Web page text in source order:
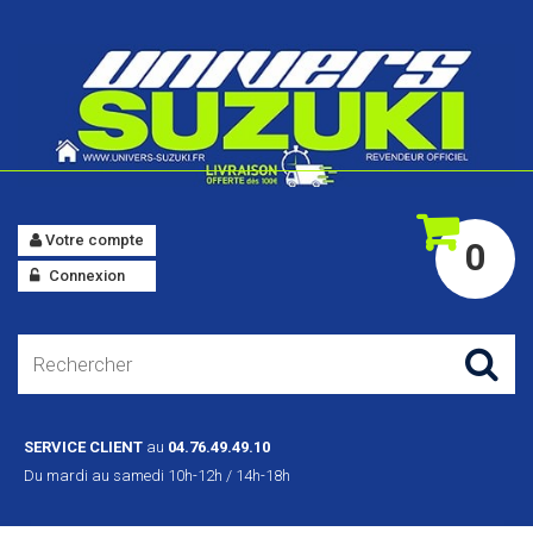
0
Votre compte
Connexion
SERVICE CLIENT au 04.76.49.49.10
Du mardi au samedi 10h-12h / 14h-18h